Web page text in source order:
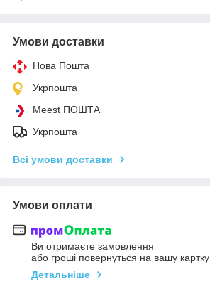
Умови доставки
Нова Пошта
Укрпошта
Meest ПОШТА
Укрпошта
Всі умови доставки
Умови оплати
Ви отримаєте замовлення
або гроші повернуться на вашу картку
Детальніше